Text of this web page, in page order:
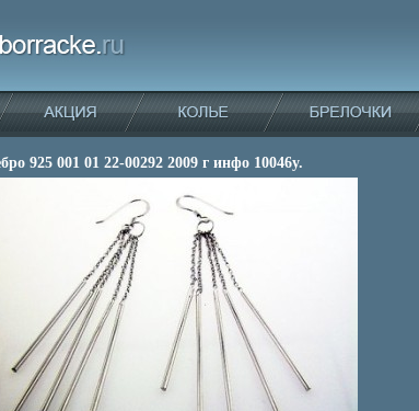
925 001 01 22-00292 2009 г инфо 10046y.